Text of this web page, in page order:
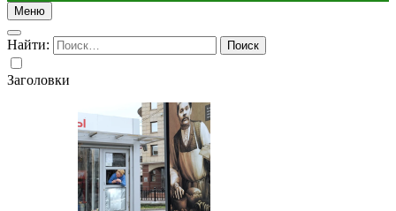
Меню
Найти:
Заголовки